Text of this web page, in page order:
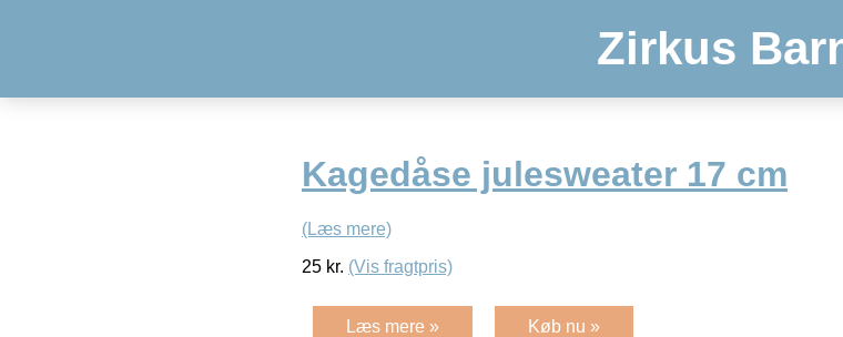
Zirkus
Kagedåse julesweater 17 cm
(Læs mere)
25 kr. (Vis fragtpris)
Læs mere » Køb nu »